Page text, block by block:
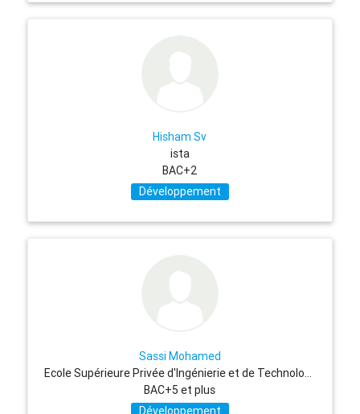
Hisham Sv
ista
BAC+2
Développement
Sassi Mohamed
Ecole Supérieure Privée d'Ingénierie et de Technologies
BAC+5 et plus
Développement